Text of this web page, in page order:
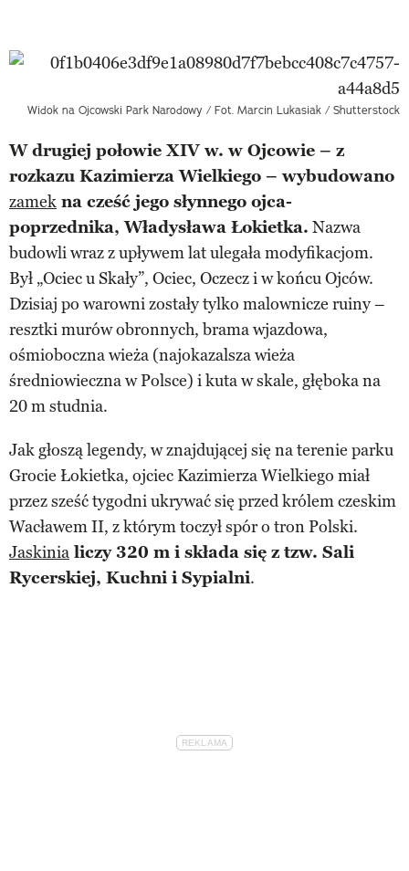
Widok na Ojcowski Park Narodowy / Fot. Marcin Lukasiak / Shutterstock
W drugiej połowie XIV w. w Ojcowie – z
rozkazu Kazimierza Wielkiego – wybudowano
zamek na cześć jego słynnego ojca-
poprzednika, Władysława Łokietka. Nazwa
budowli wraz z upływem lat ulegała modyfikacjom.
Był „Ociec u Skały”, Ociec, Oczecz i w końcu Ojców.
Dzisiaj po warowni zostały tylko malownicze ruiny –
resztki murów obronnych, brama wjazdowa,
ośmioboczna wieża (najokazalsza wieża
średniowieczna w Polsce) i kuta w skale, głęboka na
20 m studnia.
Jak głoszą legendy, w znajdującej się na terenie parku
Grocie Łokietka, ojciec Kazimierza Wielkiego miał
przez sześć tygodni ukrywać się przed królem czeskim
Wacławem II, z którym toczył spór o tron Polski.
Jaskinia liczy 320 m i składa się z tzw. Sali
Rycerskiej, Kuchni i Sypialni.